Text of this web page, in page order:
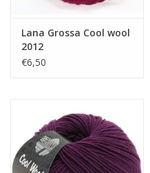
Lana Grossa Cool wool
2012
€6,50